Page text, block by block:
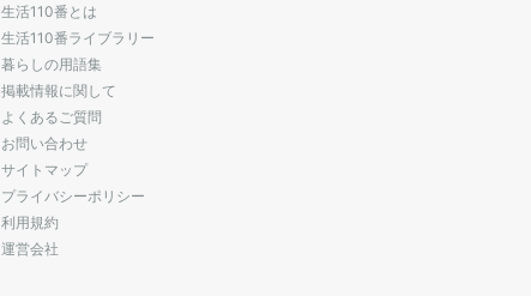
生活110番とは
生活110番ライブラリー
暮らしの用語集
掲載情報に関して
よくあるご質問
お問い合わせ
サイトマップ
プライバシーポリシー
利用規約
運営会社